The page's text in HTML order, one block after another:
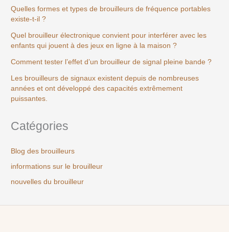
Quelles formes et types de brouilleurs de fréquence portables
existe-t-il ?
Quel brouilleur électronique convient pour interférer avec les
enfants qui jouent à des jeux en ligne à la maison ?
Comment tester l’effet d’un brouilleur de signal pleine bande ?
Les brouilleurs de signaux existent depuis de nombreuses
années et ont développé des capacités extrêmement
puissantes.
Catégories
Blog des brouilleurs
informations sur le brouilleur
nouvelles du brouilleur